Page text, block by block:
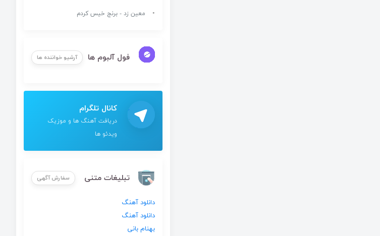
معین زد - برنج خیس کردم
فول آلبوم ها آرشیو خواننده ها
کانال تلگرام
دریافت آهنگ ها و موزیک
ویدئو ها
تبلیغات متنی سفارش آگهی
دانلود آهنگ
دانلود آهنگ
بهنام بانی